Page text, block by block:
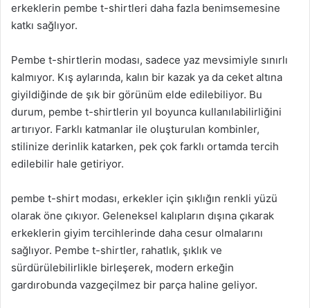
erkeklerin pembe t-shirtleri daha fazla benimsemesine
katkı sağlıyor.
Pembe t-shirtlerin modası, sadece yaz mevsimiyle sınırlı
kalmıyor. Kış aylarında, kalın bir kazak ya da ceket altına
giyildiğinde de şık bir görünüm elde edilebiliyor. Bu
durum, pembe t-shirtlerin yıl boyunca kullanılabilirliğini
artırıyor. Farklı katmanlar ile oluşturulan kombinler,
stilinize derinlik katarken, pek çok farklı ortamda tercih
edilebilir hale getiriyor.
pembe t-shirt modası, erkekler için şıklığın renkli yüzü
olarak öne çıkıyor. Geleneksel kalıpların dışına çıkarak
erkeklerin giyim tercihlerinde daha cesur olmalarını
sağlıyor. Pembe t-shirtler, rahatlık, şıklık ve
sürdürülebilirlikle birleşerek, modern erkeğin
gardırobunda vazgeçilmez bir parça haline geliyor.